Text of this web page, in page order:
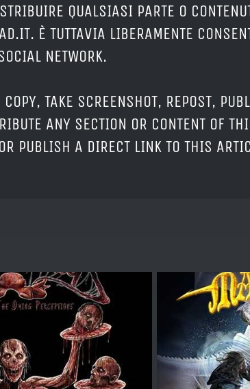
QUALSIASI PARTE O
È TUTTAVIA LIBERAMENTE
NETWORK.
TAKE SCREENSHOT, REPOST,
ANY SECTION OR CONTENT OF
PUBLISH A DIRECT LINK TO THIS